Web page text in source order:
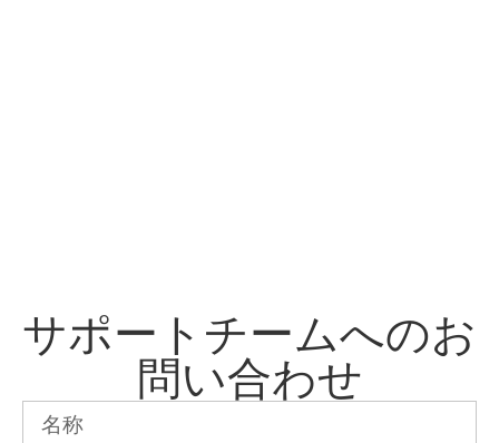
サポートチームへのお
問い合わせ